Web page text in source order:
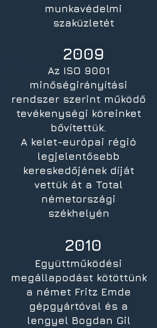
munkavédelmi
szaküzletét
Az ISO 9001
minőségirányítási
rendszer szerint működő
tevékenységi köreinket
bővítettük.
A kelet-európai régió
legjelentősebb
kereskedőjének díját
vettük át a Total
németországi
székhelyén
2009
Együttműködési
megállapodást kötöttünk
a német Fritz Emde
gépgyártóval és a
lengyel Bogdan Gil
2010